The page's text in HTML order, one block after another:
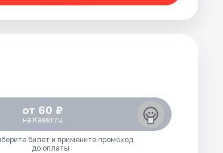
от 60 ₽
на Kassir.ru
билет и примените промокод
до оплаты